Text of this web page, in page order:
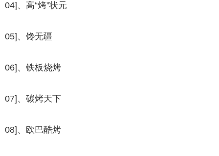
04]、高“烤”状元
05]、馋无疆
06]、铁板烧烤
07]、碳烤天下
08]、欧巴酷烤